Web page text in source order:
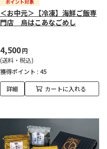
＜お中元＞【冷凍】海鮮ご飯専
門店 烏はこあなごめし
4,500円
(送料・税込)
獲得ポイント : 45
詳細 カートに入れる